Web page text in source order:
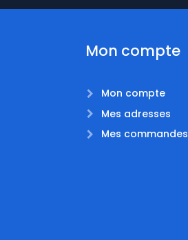
Mon compte
Mon compte
Mes adresses
Mes commandes